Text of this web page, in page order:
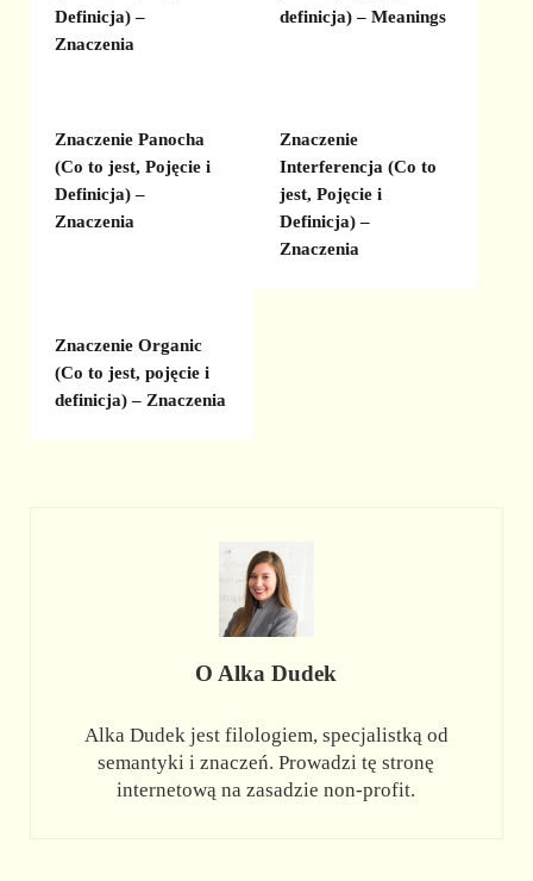
Definicja) –
Znaczenia
definicja) – Meanings
Znaczenie Panocha
(Co to jest, Pojęcie i
Definicja) –
Znaczenia
Znaczenie
Interferencja (Co to
jest, Pojęcie i
Definicja) –
Znaczenia
Znaczenie Organic
(Co to jest, pojęcie i
definicja) – Znaczenia
OAlka Dudek
Alka Dudek jest filologiem, specjalistką od
semantyki i znaczeń. Prowadzi tę stronę
internetową na zasadzie non-profit.